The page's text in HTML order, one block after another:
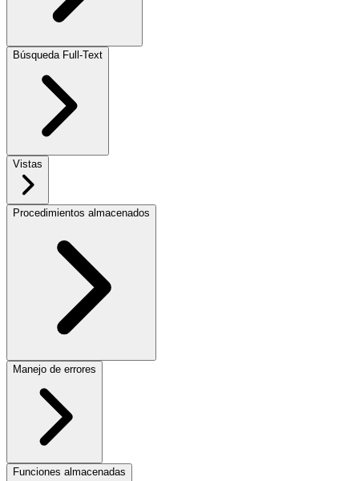
Búsqueda Full-Text
Vistas
Procedimientos almacenados
Manejo de errores
Funciones almacenadas